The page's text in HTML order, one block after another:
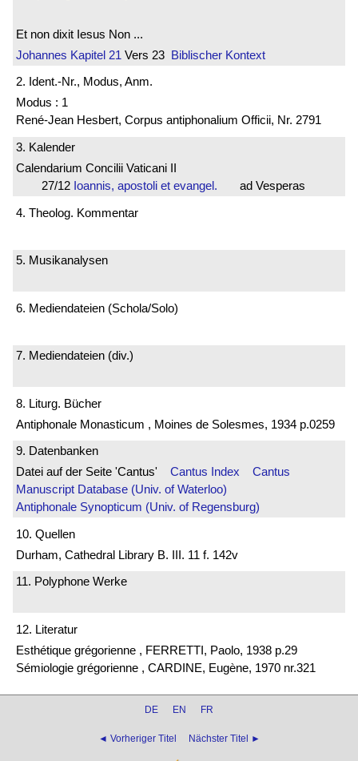
Et non dixit Iesus Non ...
Johannes Kapitel 21 Vers 23 Biblischer Kontext
2. Ident.-Nr., Modus, Anm.
Modus : 1
René-Jean Hesbert, Corpus antiphonalium Officii, Nr. 2791
3. Kalender
Calendarium Concilii Vaticani II
27/12 Ioannis, apostoli et evangel.
ad Vesperas
4. Theolog. Kommentar
5. Musikanalysen
6. Mediendateien (Schola/Solo)
7. Mediendateien (div.)
8. Liturg. Bücher
Antiphonale Monasticum , Moines de Solesmes, 1934 p.0259
9. Datenbanken
Datei auf der Seite 'Cantus' Cantus Index
Cantus
Manuscript Database (Univ. of Waterloo)
Antiphonale Synopticum (Univ. of Regensburg)
10. Quellen
Durham, Cathedral Library B. III. 11 f. 142v
11. Polyphone Werke
12. Literatur
Esthétique grégorienne , FERRETTI, Paolo, 1938 p.29
Sémiologie grégorienne , CARDINE, Eugène, 1970 nr.321
DE EN FR
◄ Vorheriger Titel Nächster Titel ►